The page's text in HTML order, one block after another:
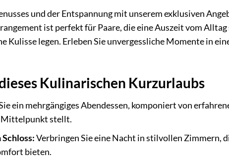
und der Entspannung mit unserem exklusiven
ist perfekt für Paare, die eine Auszeit vom
Kulisse legen. Erleben Sie unvergessliche Momente in
Kulinarischen Kurzurlaubs
ein mehrgängiges Abendessen, komponiert von
Mittelpunkt stellt.
Verbringen Sie eine Nacht in stilvollen Zimmern,
bieten.